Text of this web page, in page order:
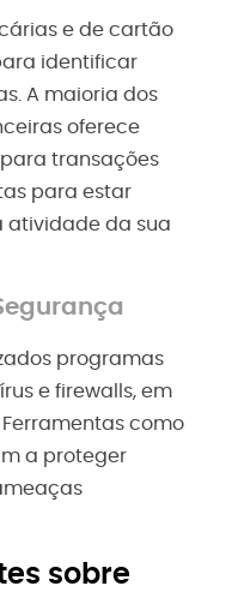
e de cartão
identificar
A maioria dos
oferece
transações
para estar
atividade da sua
programas
e firewalls, em
como
a proteger
sobre